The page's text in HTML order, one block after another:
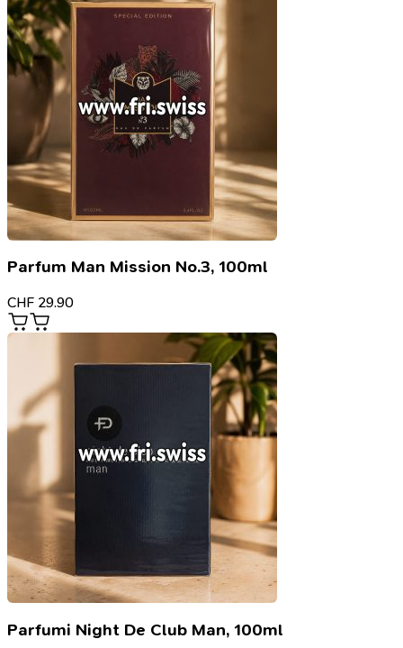
Parfum Man Mission No.3, 100ml
CHF 29.90
Parfumi Night De Club Man, 100ml